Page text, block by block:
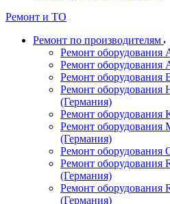
Ремонт и ТО
Ремонт по производителям
Ремонт
Ремонт оборудования
Ремонт оборудования
Ремонт оборудования
(Германия)
Ремонт оборудования
Ремонт оборудования
(Германия)
Ремонт
Ремонт
(Германия)
Ремонт оборудования
(Германия)